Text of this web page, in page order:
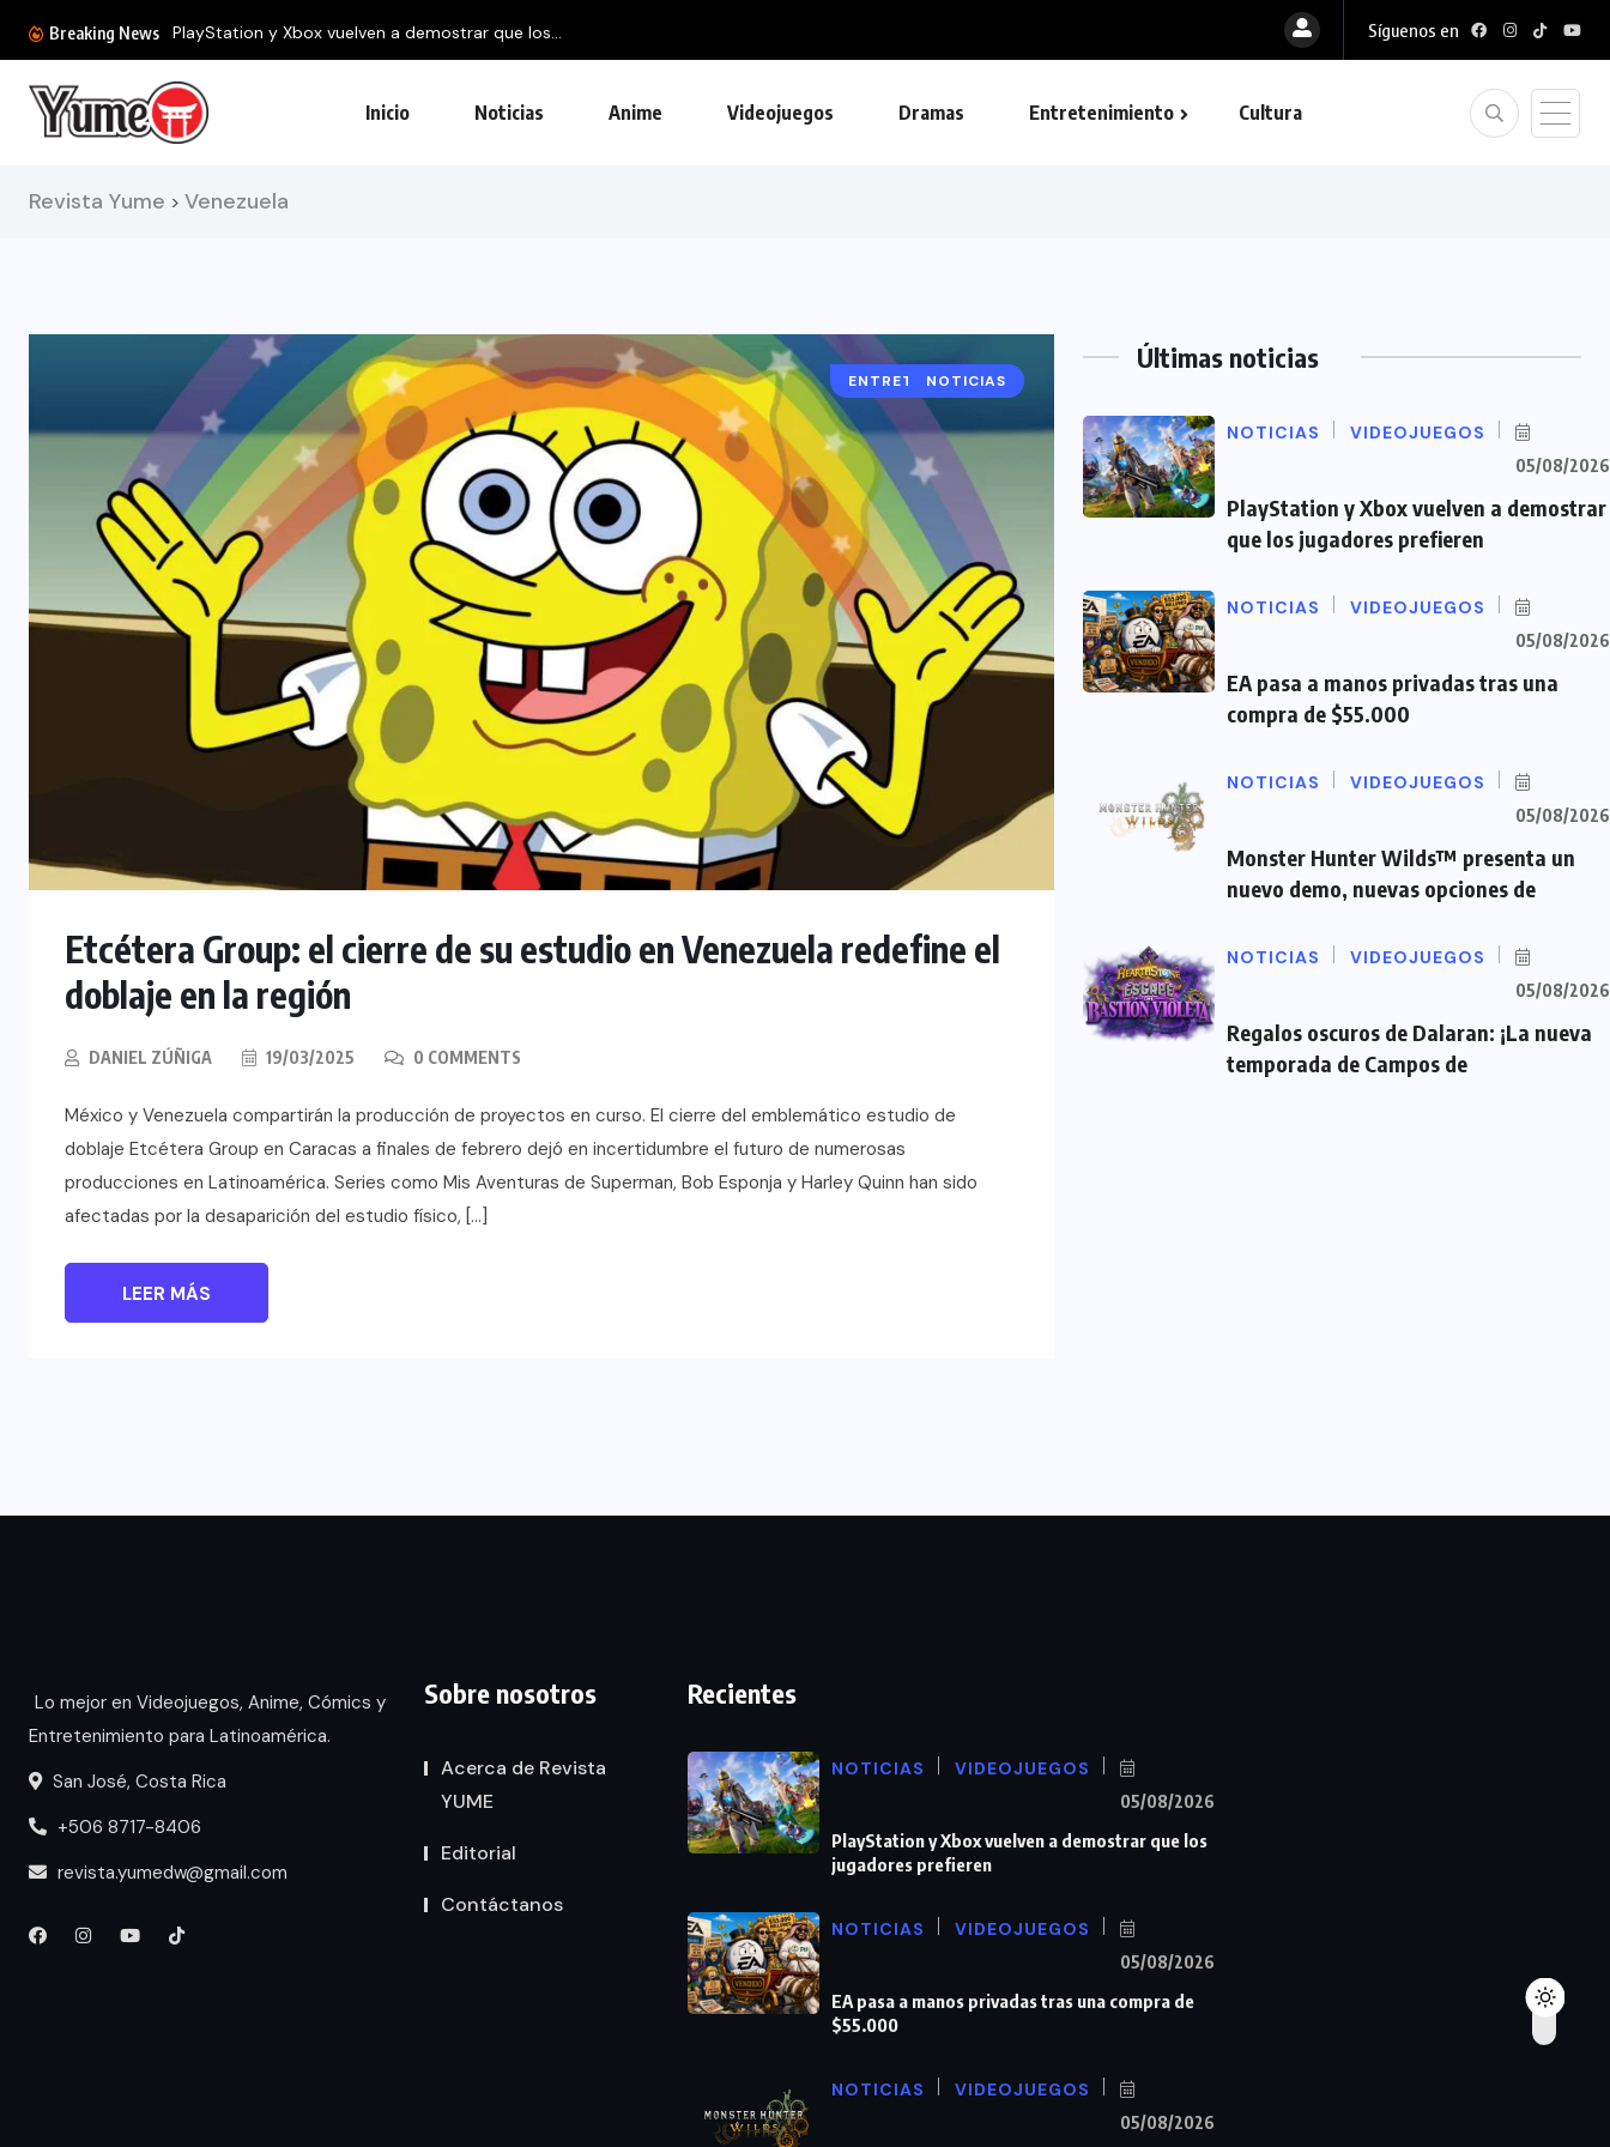
Breaking News PlayStation y Xbox vuelven a demostrar que los... Síguenos en
Inicio Noticias Anime Videojuegos Dramas Entretenimiento Cultura
Revista Yume > Venezuela
ENTRETENIMIENTO
NOTICIAS
Etcétera Group: el cierre de su estudio en Venezuela redefine el
doblaje en la región
DANIEL ZÚÑIGA 19/03/2025 0 COMMENTS
México y Venezuela compartirán la producción de proyectos en curso. El cierre del emblemático estudio de
doblaje Etcétera Group en Caracas a finales de febrero dejó en incertidumbre el futuro de numerosas
producciones en Latinoamérica. Series como Mis Aventuras de Superman, Bob Esponja y Harley Quinn han sido
afectadas por la desaparición del estudio físico, […]
LEER MÁS
Últimas noticias
NOTICIAS VIDEOJUEGOS
05/08/2026
PlayStation y Xbox vuelven a demostrar
que los jugadores prefieren
NOTICIAS VIDEOJUEGOS
05/08/2026
EA pasa a manos privadas tras una
compra de $55.000
NOTICIAS VIDEOJUEGOS
05/08/2026
Monster Hunter Wilds™ presenta un
nuevo demo, nuevas opciones de
NOTICIAS VIDEOJUEGOS
05/08/2026
Regalos oscuros de Dalaran: ¡La nueva
temporada de Campos de
Lo mejor en Videojuegos, Anime, Cómics y
Entretenimiento para Latinoamérica.
San José, Costa Rica
+506 8717-8406
revista.yumedw@gmail.com
Sobre nosotros
Acerca de Revista
YUME
Editorial
Contáctanos
Recientes
NOTICIAS VIDEOJUEGOS
05/08/2026
PlayStation y Xbox vuelven a demostrar que los
jugadores prefieren
NOTICIAS VIDEOJUEGOS
05/08/2026
EA pasa a manos privadas tras una compra de
$55.000
NOTICIAS VIDEOJUEGOS
05/08/2026